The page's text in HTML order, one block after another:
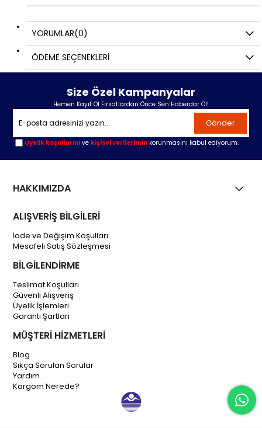
YORUMLAR(0)
ÖDEME SEÇENEKLERI
Size Özel Kampanyalar
Hemen Kayıt Ol Fırsatlardan Önce Sen Haberdar Ol!
Gönder
Üyelik koşullarını ve kişisel verilerimin korunmasını kabul ediyorum.
HAKKIMIZDA
ALIŞVERİŞ BİLGİLERİ
İade ve Değişim Koşulları
Mesafeli Satış Sözleşmesi
BİLGİLENDİRME
Teslimat Koşulları
Güvenli Alışveriş
Üyelik İşlemleri
Garanti Şartları
MÜŞTERİ HİZMETLERİ
Blog
Sıkça Sorulan Sorular
Yardım
Kargom Nerede?